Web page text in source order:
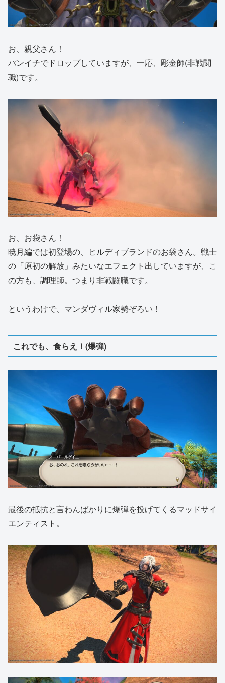
お、親父さん！
パンイチでドロップしていますが、一応、彫金師(非戦闘
職)です。
お、お袋さん！
暁月編では初登場の、ヒルディブランドのお袋さん。戦士
の「原初の解放」みたいなエフェクト出していますが、こ
の方も、調理師。つまり非戦闘職です。
というわけで、マンダヴィル家勢ぞろい！
これでも、食らえ！(爆弾)
最後の抵抗と言わんばかりに爆弾を投げてくるマッドサイ
エンティスト。